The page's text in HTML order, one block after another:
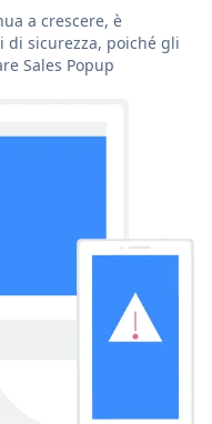
a crescere, è
sicurezza, poiché gli
Sales Popup